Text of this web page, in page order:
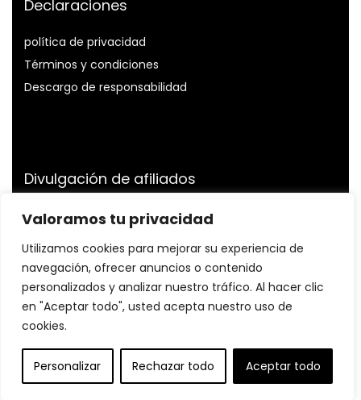
Valoramos tu privacidad
Utilizamos cookies para mejorar su experiencia de
navegación, ofrecer anuncios o contenido
personalizados y analizar nuestro tráfico. Al hacer clic
en "Aceptar todo", usted acepta nuestro uso de
cookies.
Personalizar Rechazar todo Aceptar todo
Declaraciones
política de privacidad
Términos y condiciones
Descargo de responsabilidad
Divulgación de afiliados
Divulgación:Somos participantes del Programa de
Asociados de Amazon Services LLC, un programa de
publicidad de afiliados diseñado para proporcionarnos
un medio para ganar tarifas al vincularnos a Amazon.es
y sitios afiliados.
© Profitnessfit.com. Todos los derechos reservados.